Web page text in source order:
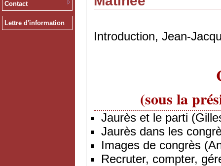
Contact
Lettre d'information
Introduction, Jean-
(sous la
Jaurès et le parti
Jaurès dans les
Images de congrès
Recruter, compter,